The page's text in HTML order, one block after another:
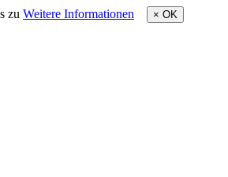
zu Weitere Informationen × OK